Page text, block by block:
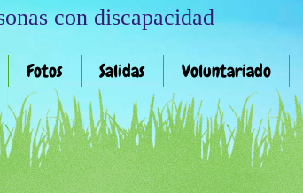
con discapacidad
Fotos Salidas Voluntariado